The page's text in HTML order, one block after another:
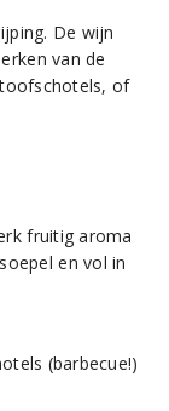
De wijn
van de
of
fruitig aroma
en vol in
(barbecue!)